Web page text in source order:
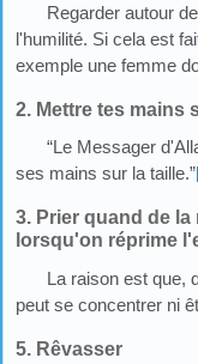
Regarder autour
l'humilité. Si cela est
exemple une femme
2. Mettre tes mains
“Le Messager
ses mains sur la taille.”
3. Prier quand de
lorsqu'on réprime
La raison est que,
peut se concentrer ni
5. Rêvasser